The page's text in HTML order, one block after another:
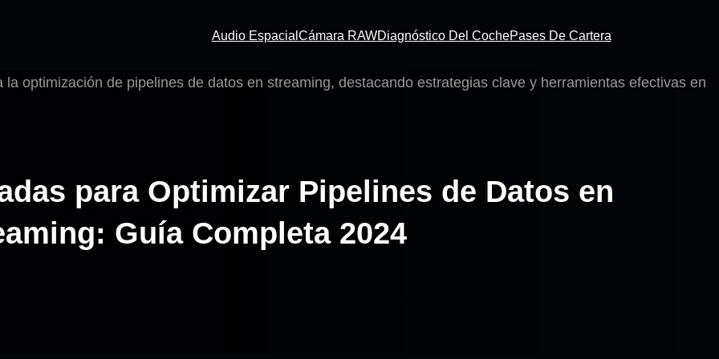
Audio EspacialCámara RAWDiagnóstico Del CochePases De Cartera
para Optimizar Pipelines de Datos en
Guía Completa 2024